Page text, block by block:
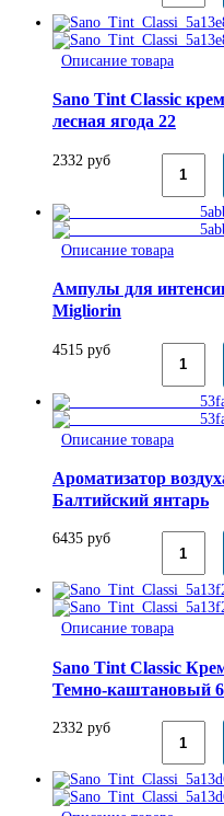
Описание товара
Sano Tint Classic
лесная ягода 22
2332 руб
Описание товара
Ампулы для
Migliorin
4515 руб
Описание товара
Ароматизатор
Балтийский янтарь
6435 руб
Описание товара
Sano Tint Classic
Темно-каштановый 6
2332 руб